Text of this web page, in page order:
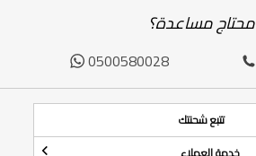
محتاج مساعدة؟
0500580028
تتبع شحنتك